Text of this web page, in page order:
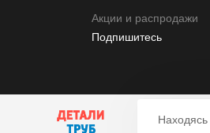
Акции и распродажи
Подпишитесь